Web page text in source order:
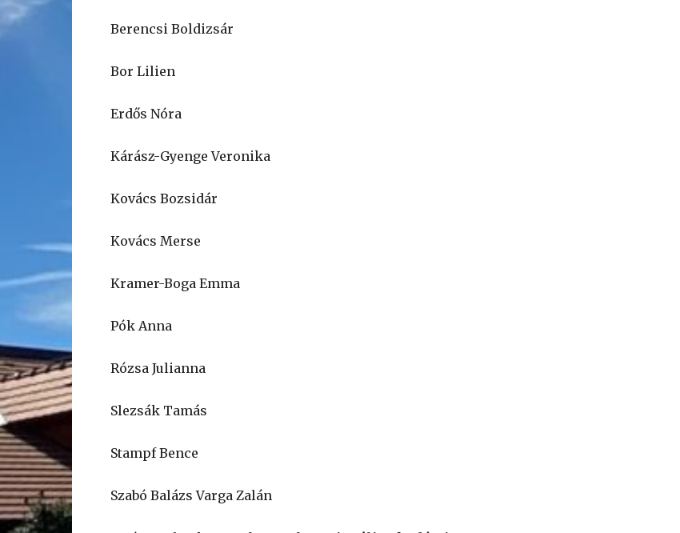
Berencsi Boldizsár
Bor Lilien
Erdős Nóra
Kárász-Gyenge Veronika
Kovács Bozsidár
Kovács Merse
Kramer-Boga Emma
Pók Anna
Rózsa Julianna
Slezsák Tamás
Stampf Bence
Szabó Balázs Varga Zalán